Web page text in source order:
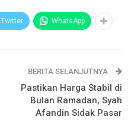
Twitter WhatsApp
BERITA SELANJUTNYA
Pastikan Harga Stabil di
Bulan Ramadan, Syah
Afandin Sidak Pasar